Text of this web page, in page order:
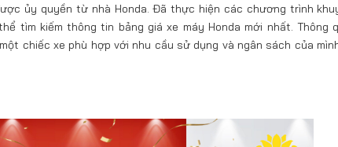
ủy quyền từ nhà Honda. Đã thực hiện các chương trình
tìm kiếm thông tin bảng giá xe máy Honda mới nhất. Thông
chiếc xe phù hợp với nhu cầu sử dụng và ngân sách của